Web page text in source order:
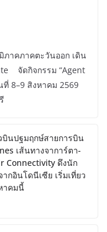
ภาคภาคตะวันออก เดิน
จัดกิจกรรม “Agent
ที่ 8–9 สิงหาคม 2569
บินปฐมฤกษ์สายการบิน
เส้นทางจาการ์ตา-
Connectivity ดึงนัก
กอินโดนีเซีย เริ่มเที่ยว
าคมนี้